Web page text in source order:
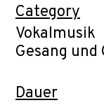
Category
Vokalmusik
Gesang
Dauer